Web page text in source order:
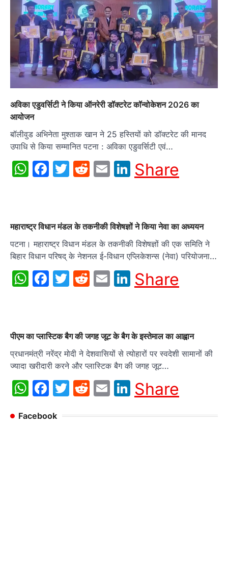
अविका एडुवर्सिटी ने किया ऑनरेरी डॉक्टरेट कॉन्वोकेशन 2026 का
आयोजन
बॉलीवुड अभिनेता मुश्ताक खान ने 25 हस्तियों को डॉक्टरेट की मानद
उपाधि से किया सम्मानित पटना : अविका एडुवर्सिटी एवं…
WhatsApp
Facebook
Twitter
Reddit
EmailLinkedIn
Share
महाराष्‍ट्र विधान मंडल के तकनीकी विशेषज्ञों ने किया नेवा का अध्ययन
पटना। महाराष्‍ट्र विधान मंडल के तकनीकी विशेषज्ञों की एक समिति ने
बिहार विधान परिषद् के नेशनल ई-विधान एप्लिकेशन्‍स (नेवा) परियोजना…
WhatsApp
Facebook
Twitter
Reddit
EmailLinkedIn
Share
पीएम का प्लास्टिक बैग की जगह जूट के बैग के इस्तेमाल का आह्वान
प्रधानमंत्री नरेंद्र मोदी ने देशवासियों से त्योहारों पर स्वदेशी सामानों की
ज्यादा खरीदारी करने और प्लास्टिक बैग की जगह जूट…
WhatsApp
Facebook
Twitter
Reddit
EmailLinkedIn
Share
Facebook